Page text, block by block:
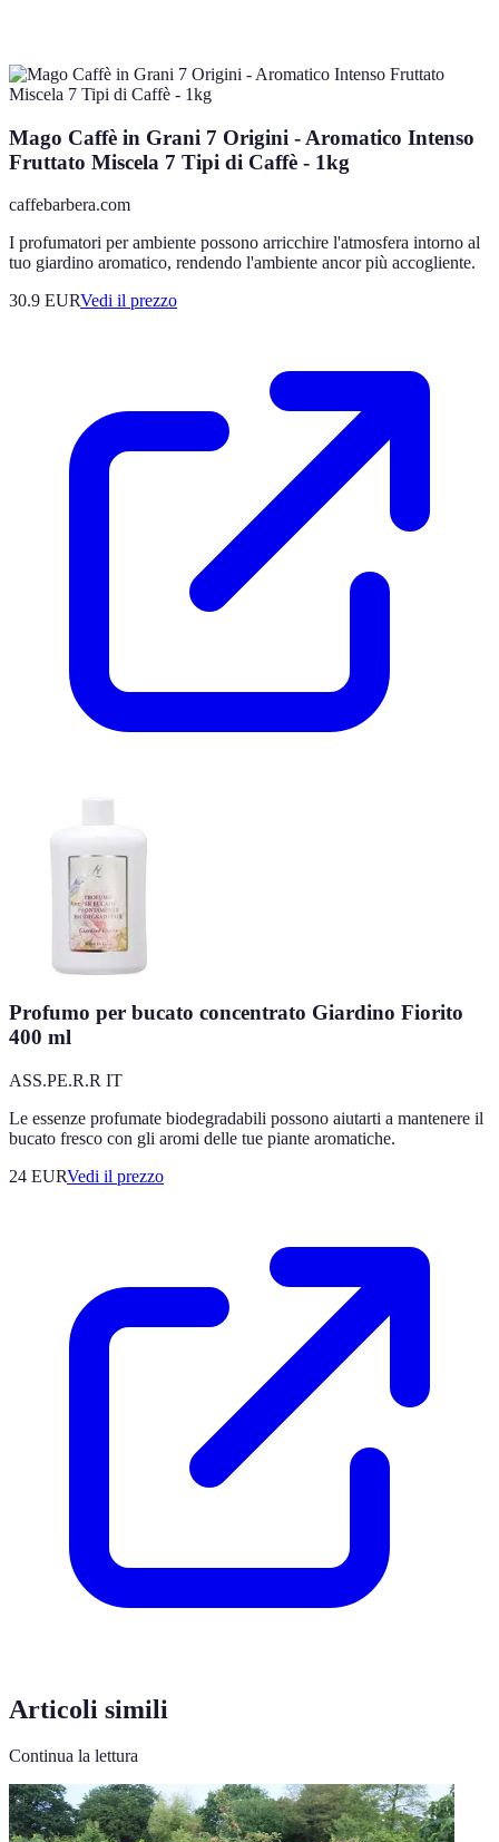
Mago Caffè in Grani 7 Origini - Aromatico Intenso
Fruttato Miscela 7 Tipi di Caffè - 1kg
caffebarbera.com
I profumatori per ambiente possono arricchire l'atmosfera intorno al
tuo giardino aromatico, rendendo l'ambiente ancor più accogliente.
30.9 EURVedi il prezzo
Profumo per bucato concentrato Giardino Fiorito
400 ml
ASS.PE.R.R IT
Le essenze profumate biodegradabili possono aiutarti a mantenere il
bucato fresco con gli aromi delle tue piante aromatiche.
24 EURVedi il prezzo
Articoli simili
Continua la lettura